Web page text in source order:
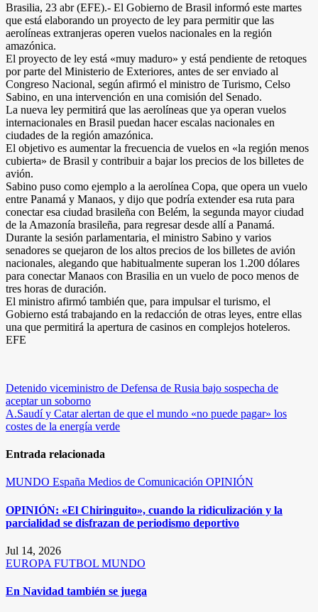
Brasilia, 23 abr (EFE).- El Gobierno de Brasil informó este martes
que está elaborando un proyecto de ley para permitir que las
aerolíneas extranjeras operen vuelos nacionales en la región
amazónica.
El proyecto de ley está «muy maduro» y está pendiente de retoques
por parte del Ministerio de Exteriores, antes de ser enviado al
Congreso Nacional, según afirmó el ministro de Turismo, Celso
Sabino, en una intervención en una comisión del Senado.
La nueva ley permitirá que las aerolíneas que ya operan vuelos
internacionales en Brasil puedan hacer escalas nacionales en
ciudades de la región amazónica.
El objetivo es aumentar la frecuencia de vuelos en «la región menos
cubierta» de Brasil y contribuir a bajar los precios de los billetes de
avión.
Sabino puso como ejemplo a la aerolínea Copa, que opera un vuelo
entre Panamá y Manaos, y dijo que podría extender esa ruta para
conectar esa ciudad brasileña con Belém, la segunda mayor ciudad
de la Amazonía brasileña, para regresar desde allí a Panamá.
Durante la sesión parlamentaria, el ministro Sabino y varios
senadores se quejaron de los altos precios de los billetes de avión
nacionales, alegando que habitualmente superan los 1.200 dólares
para conectar Manaos con Brasilia en un vuelo de poco menos de
tres horas de duración.
El ministro afirmó también que, para impulsar el turismo, el
Gobierno está trabajando en la redacción de otras leyes, entre ellas
una que permitirá la apertura de casinos en complejos hoteleros.
EFE
Navegación
de
entradas
Detenido viceministro de Defensa de Rusia bajo sospecha de
aceptar un soborno
A.Saudí y Catar alertan de que el mundo «no puede pagar» los
costes de la energía verde
Entrada relacionada
MUNDO España Medios de Comunicación OPINIÓN
OPINIÓN: «El Chiringuito», cuando la ridiculización y la
parcialidad se disfrazan de periodismo deportivo
Jul 14, 2026
EUROPA FUTBOL MUNDO
En Navidad también se juega